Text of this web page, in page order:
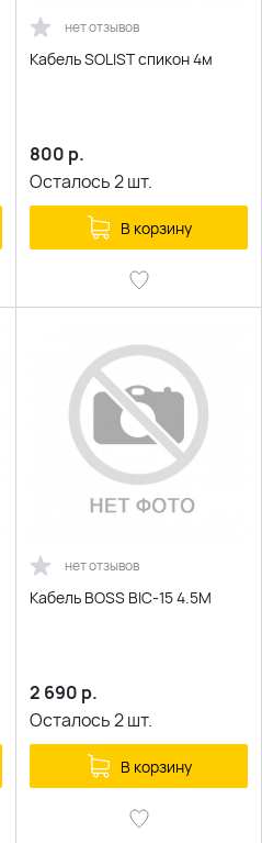
нет отзывов
Кабель SOLIST спикон 4м
800 р.
Осталось2шт.
В корзину
нет отзывов
Кабель BOSS BIC-15 4.5M
2 690 р.
Осталось2шт.
В корзину